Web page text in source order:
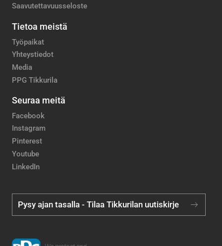
Saavutettavuusseloste
Tietoa meistä
Työpaikat
Yhteystiedot
Media
PPG Tikkurila
Seuraa meitä
Facebook
Instagram
Pinterest
Youtube
LinkedIn
Pysy ajan tasalla - Tilaa Tikkurilan uutiskirje